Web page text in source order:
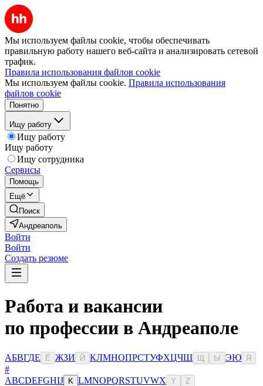
Мы используем файлы cookie, чтобы обеспечивать
правильную работу нашего веб-сайта и анализировать сетевой
трафик.
Правила использования файлов cookie
Мы используем файлы cookie. Правила использования
файлов cookie
Понятно
Ищу работу
Ищу работу
Ищу работу
Ищу сотрудника
Сервисы
Помощь
Ещё
Поиск
Андреаполь
Войти
Войти
Создать резюме
Работа и вакансии
по профессии в Андреаполе
АБВГДЕ Ё ЖЗИ Й КЛМНОПРСТУФХЦЧШ Ы ЭЮ Я
#
ABCDEFGHIJ K LMNOPQRSTUVWX Y Z